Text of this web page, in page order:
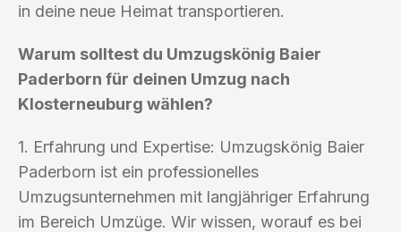
in deine neue Heimat transportieren.
Warum solltest du Umzugskönig Baier
Paderborn für deinen Umzug nach
Klosterneuburg wählen?
1. Erfahrung und Expertise: Umzugskönig Baier
Paderborn ist ein professionelles
Umzugsunternehmen mit langjähriger Erfahrung
im Bereich Umzüge. Wir wissen, worauf es bei